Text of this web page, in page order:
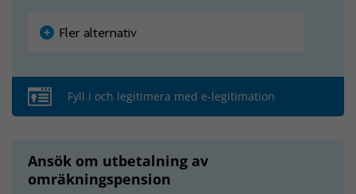
Fler alternativ
Fyll i och legitimera med e-legitimation
Ansök om utbetalning av
omräkningspension